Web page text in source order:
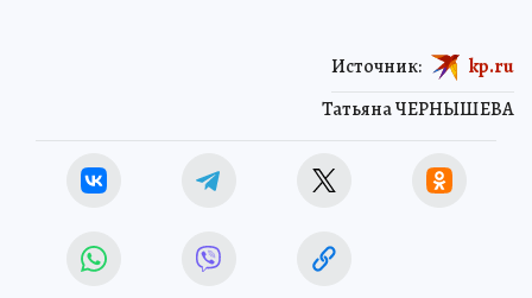
Татьяна ЧЕРНЫШЕВА
Источник: kp.ru